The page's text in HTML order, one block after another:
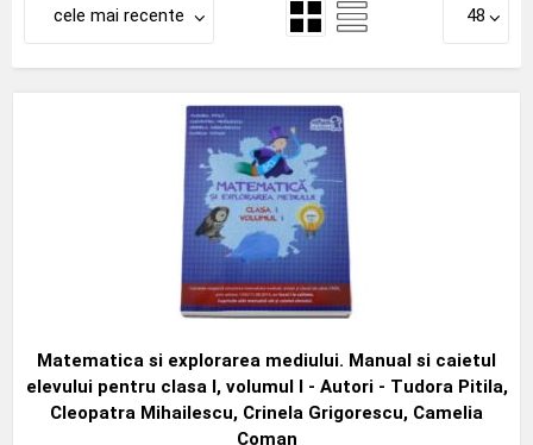
cele mai recente 48
Matematica si explorarea mediului. Manual si caietul
elevului pentru clasa I, volumul I - Autori - Tudora Pitila,
Cleopatra Mihailescu, Crinela Grigorescu, Camelia
Coman